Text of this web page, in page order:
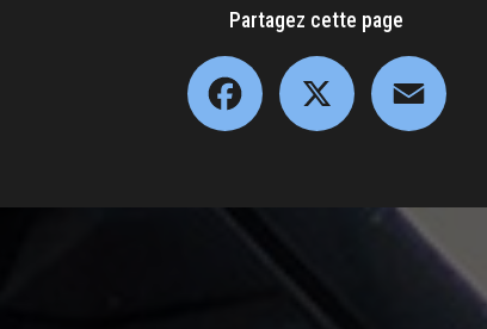
Partagez cette page
Facebook